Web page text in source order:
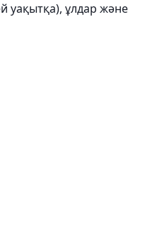
уақытқа), ұлдар және